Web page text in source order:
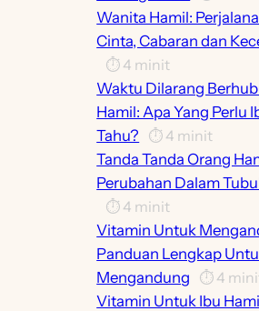
Wanita Hamil:
Cinta, Cabaran dan
⏱️ 4 minit
Waktu Dilarang
Hamil: Apa Yang Perlu
Tahu? ⏱️ 4 minit
Tanda Tanda Orang
Perubahan Dalam
⏱️ 4 minit
Vitamin Untuk
Panduan Lengkap
Mengandung ⏱️ 4
Vitamin Untuk Ibu